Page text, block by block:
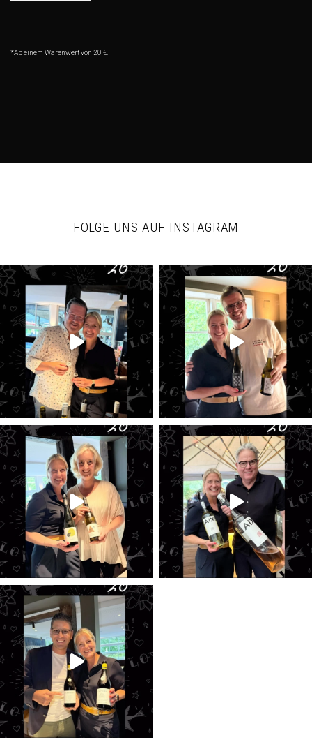
*Ab einem Warenwert von 20 €.
FOLGE UNS AUF INSTAGRAM